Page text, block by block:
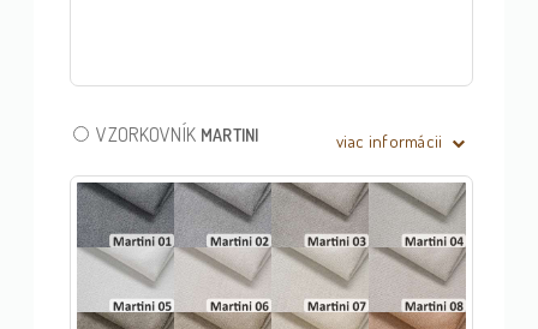
VZORKOVNÍK MARTINI viac informácii